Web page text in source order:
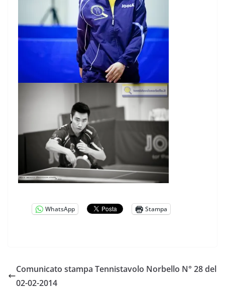
WhatsApp Stampa
Comunicato stampa Tennistavolo Norbello N° 28 del
02-02-2014